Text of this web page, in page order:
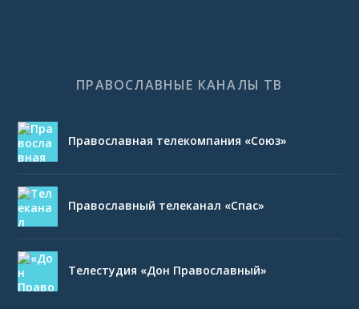
ПРАВОСЛАВНЫЕ КАНАЛЫ ТВ
Православная телекомпания «Союз»
Православный телеканал «Спас»
Телестудия «Дон Православный»